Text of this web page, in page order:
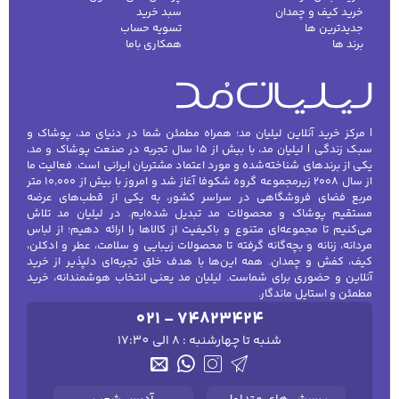
گرم زمستانی است که هرکدام کاربرد و استایل
خاص خود را دارند.
شال مردانه
شال مردانه علاوه بر ایجاد گرما، نقش مهمی در
تکمیل استایل شما دارد. شال‌های بافتنی و پشمی
برای زمستان و هوای سرد مناسب هستند و
می‌توانند با کت، کاپشن و ژاکت ست شوند.
شال‌های نخی و سبک برای پاییز و بهار مناسب‌اند
و می‌توانند جلوه‌ای اسپرت و روزمره به استایل
بدهند. انتخاب رنگ و طول مناسب شال با توجه به
قد و نوع لباس اهمیت زیادی دارد.
کلاه مردانه
کلاه مردانه نیز علاوه بر محافظت از سر در برابر
خرید کیف و چمدان
جدیدترین ها
برند ها
سبد خرید
تسویه حساب
همکاری باما
| مرکز خرید آنلاین لیلیان مد؛ همراه مطمئن شما در دنیای مد، پوشاک و
سبک زندگی | لیلیان مد، با بیش از ۱۵ سال تجربه در صنعت پوشاک و مد،
یکی از برندهای شناخته‌شده و مورد اعتماد مشتریان ایرانی است. فعالیت ما
از سال ۲۰۰۸ زیرمجموعه گروه شکوفا آغاز شد و امروز با بیش از ۱۰٬۰۰۰ متر
مربع فضای فروشگاهی در سراسر کشور، به یکی از قطب‌های عرضه
مستقیم پوشاک و محصولات مد تبدیل شده‌ایم. در لیلیان مد تلاش
می‌کنیم تا مجموعه‌ای متنوع و باکیفیت از کالاها را ارائه دهیم؛ از لباس
مردانه، زنانه و بچه‌گانه گرفته تا محصولات زیبایی و سلامت، عطر و ادکلن،
کیف، کفش و چمدان. همه این‌ها با هدف خلق تجربه‌ای دلپذیر از خرید
آنلاین و حضوری برای شماست. لیلیان مد یعنی انتخاب هوشمندانه، خرید
مطمئن و استایل ماندگار.
021 - 74823424
شنبه تا چهارشنبه : 8 الی 17:30